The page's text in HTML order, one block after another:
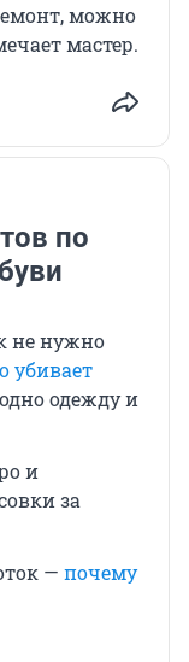
можно
мастер.
по
не нужно
убивает
одежду и
и
за
— почему